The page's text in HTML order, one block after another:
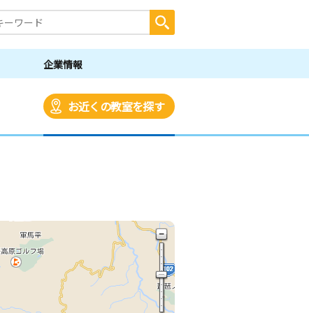
企業情報
お近くの教室を探す